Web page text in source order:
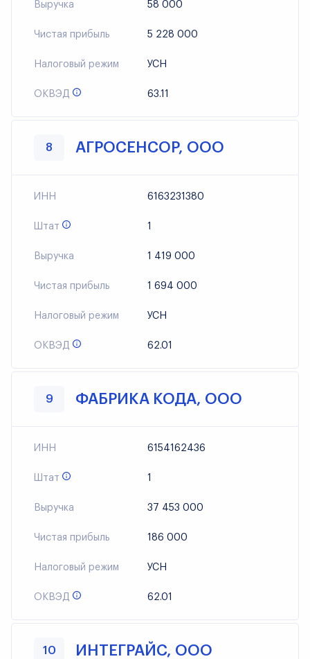
Выручка 58 000
Чистая прибыль 5 228 000
Налоговый режим УСН
ОКВЭД 63.11
8 АГРОСЕНСОР, ООО
ИНН 6163231380
Штат 1
Выручка 1 419 000
Чистая прибыль 1 694 000
Налоговый режим УСН
ОКВЭД 62.01
9 ФАБРИКА КОДА, ООО
ИНН 6154162436
Штат 1
Выручка 37 453 000
Чистая прибыль 186 000
Налоговый режим УСН
ОКВЭД 62.01
10 ИНТЕГРАЙС, ООО